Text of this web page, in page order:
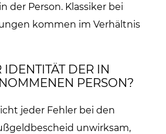
der Person. Klassiker bei
kommen im Verhältnis
DER IN
PERSON?
jeder Fehler bei den
unwirksam,